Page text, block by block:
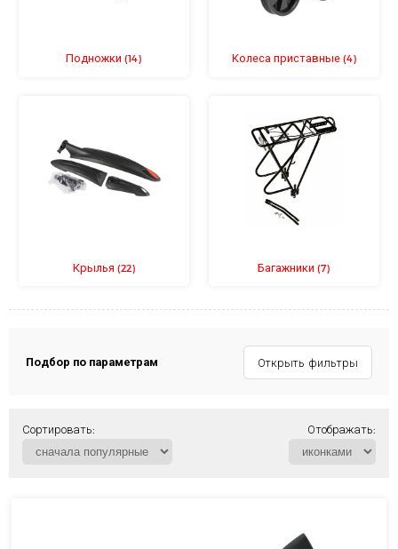
Подножки(14) Колеса приставные (4)
Крылья (22) Багажники(7)
Подбор по параметрам Открыть фильтры
Сортировать: Отображать: